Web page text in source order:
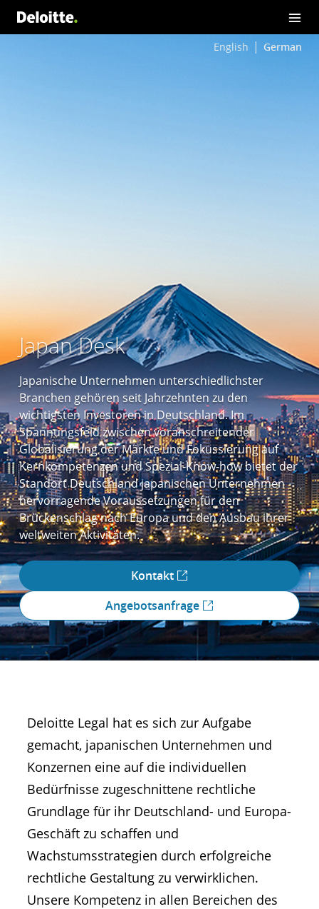
English German
Japan Desk
Japanische Unternehmen unterschiedlichster
Branchen gehören seit Jahrzehnten zu den
wichtigsten Investoren in Deutschland. Im
Spannungsfeld zwischen voranschreitender
Globalisierung der Märkte und Fokussierung auf
Kernkompetenzen und Spezial-Know-how bietet der
Standort Deutschland japanischen Unternehmen
hervorragende Voraussetzungen für den
Brückenschlag nach Europa und den Ausbau ihrer
weltweiten Aktivitäten.
Kontakt
Angebotsanfrage
Deloitte Legal hat es sich zur Aufgabe
gemacht, japanischen Unternehmen und
Konzernen eine auf die individuellen
Bedürfnisse zugeschnittene rechtliche
Grundlage für ihr Deutschland- und Europa-
Geschäft zu schaffen und
Wachstumsstrategien durch erfolgreiche
rechtliche Gestaltung zu verwirklichen.
Unsere Kompetenz in allen Bereichen des